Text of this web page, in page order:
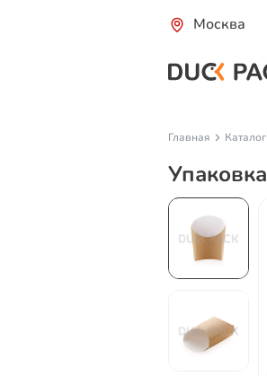
Москва
Главная Каталог